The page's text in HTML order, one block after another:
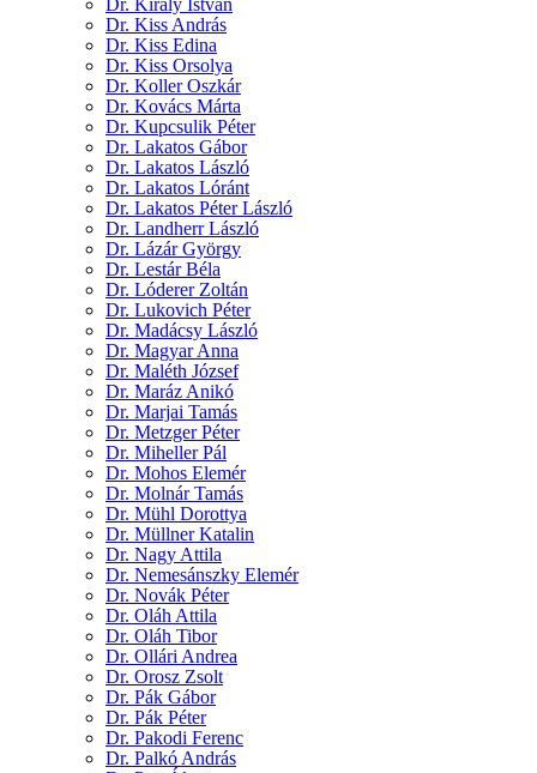
Dr. Kiss András
Dr. Kiss Edina
Dr. Kiss Orsolya
Dr. Koller Oszkár
Dr. Kovács Márta
Dr. Kupcsulik Péter
Dr. Lakatos Gábor
Dr. Lakatos László
Dr. Lakatos Lóránt
Dr. Lakatos Péter László
Dr. Landherr László
Dr. Lázár György
Dr. Lestár Béla
Dr. Lóderer Zoltán
Dr. Lukovich Péter
Dr. Madácsy László
Dr. Magyar Anna
Dr. Maléth József
Dr. Maráz Anikó
Dr. Marjai Tamás
Dr. Metzger Péter
Dr. Miheller Pál
Dr. Mohos Elemér
Dr. Molnár Tamás
Dr. Mühl Dorottya
Dr. Müllner Katalin
Dr. Nagy Attila
Dr. Nemesánszky Elemér
Dr. Novák Péter
Dr. Oláh Attila
Dr. Oláh Tibor
Dr. Ollári Andrea
Dr. Orosz Zsolt
Dr. Pák Gábor
Dr. Pák Péter
Dr. Pakodi Ferenc
Dr. Palkó András